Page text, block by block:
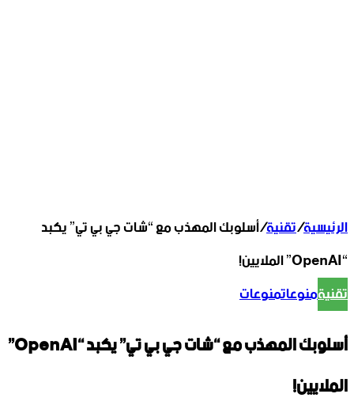
الرئيسية/تقنية/أسلوبك المهذب مع “شات جي بي تي” يكبد
“OpenAI” الملايين!
تقنيةمنوعاتمنوعات
أسلوبك المهذب مع “شات جي بي تي” يكبد “OpenAI”
الملايين!